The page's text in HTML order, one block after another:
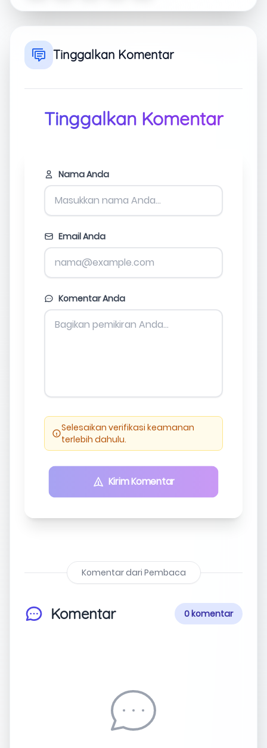
Tinggalkan Komentar
Tinggalkan Komentar
Nama Anda
Email Anda
Komentar Anda
Selesaikan verifikasi keamanan
terlebih dahulu.
Kirim Komentar
Komentar dari Pembaca
Komentar 0 komentar